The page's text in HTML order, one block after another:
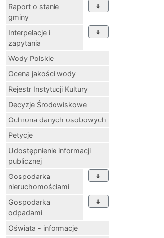
Raport o stanie
gminy
Interpelacje i
zapytania
Wody Polskie
Ocena jakości wody
Rejestr Instytucji Kultury
Decyzje Środowiskowe
Ochrona danych osobowych
Petycje
Udostępnienie informacji
publicznej
Gospodarka
nieruchomościami
Gospodarka
odpadami
Oświata - informacje